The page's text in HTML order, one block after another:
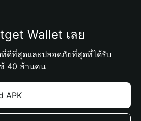
Wallet เลย
ดีที่สุดและปลอดภัยที่สุดที่ได้รับ
ช้ 40 ล้านคน
APK